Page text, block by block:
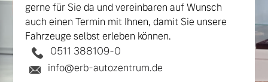
gerne für Sie da und vereinbaren auf Wunsch
auch einen Termin mit Ihnen, damit Sie unsere
Fahrzeuge selbst erleben können.
0511 388109-0
info@erb-autozentrum.de